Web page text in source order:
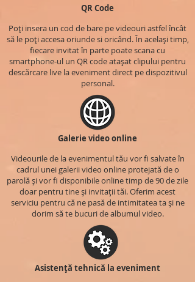
QR Code
Poți insera un cod de bare pe videouri astfel încât
să le poți accesa oriunde si oricând. În același timp,
fiecare invitat în parte poate scana cu
smartphone-ul un QR code atașat clipului pentru
descărcare live la eveniment direct pe dispozitivul
personal.
Galerie video online
Videourile de la evenimentul tău vor fi salvate în
cadrul unei galerii video online protejată de o
parolă și vor fi disponibile online timp de 90 de zile
doar pentru tine și invitații tăi. Oferim acest
serviciu pentru că ne pasă de intimitatea ta și ne
dorim să te bucuri de albumul video.
Asistență tehnică la eveniment